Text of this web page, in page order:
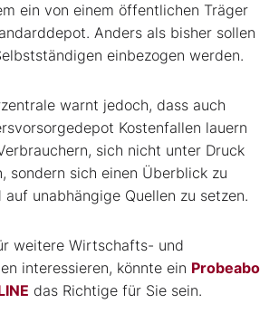
ein von einem öffentlichen Träger
Anders als bisher sollen
einbezogen werden.
warnt jedoch, dass auch
Kostenfallen lauern
sich nicht unter Druck
sondern sich einen Überblick zu
unabhängige Quellen zu setzen.
weitere Wirtschafts- und
interessieren, könnte ein Probeabo
das Richtige für Sie sein.